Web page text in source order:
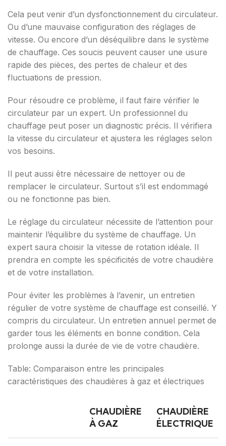
Cela peut venir d’un dysfonctionnement du circulateur.
Ou d’une mauvaise configuration des réglages de
vitesse. Ou encore d’un déséquilibre dans le système
de chauffage. Ces soucis peuvent causer une usure
rapide des pièces, des pertes de chaleur et des
fluctuations de pression.
Pour résoudre ce problème, il faut faire vérifier le
circulateur par un expert. Un professionnel du
chauffage peut poser un diagnostic précis. Il vérifiera
la vitesse du circulateur et ajustera les réglages selon
vos besoins.
Il peut aussi être nécessaire de nettoyer ou de
remplacer le circulateur. Surtout s’il est endommagé
ou ne fonctionne pas bien.
Le réglage du circulateur nécessite de l’attention pour
maintenir l’équilibre du système de chauffage. Un
expert saura choisir la vitesse de rotation idéale. Il
prendra en compte les spécificités de votre chaudière
et de votre installation.
Pour éviter les problèmes à l’avenir, un entretien
régulier de votre système de chauffage est conseillé. Y
compris du circulateur. Un entretien annuel permet de
garder tous les éléments en bonne condition. Cela
prolonge aussi la durée de vie de votre chaudière.
Table: Comparaison entre les principales
caractéristiques des chaudières à gaz et électriques
CHAUDIÈRE
À GAZ
CHAUDIÈRE
ÉLECTRIQUE